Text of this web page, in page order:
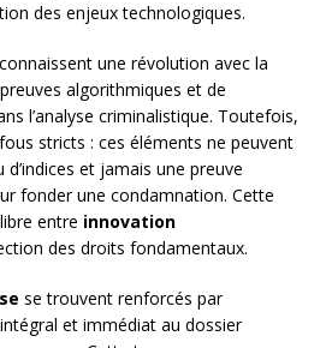
des enjeux technologiques.
connaissent une révolution avec la
algorithmiques et de
l’analyse criminalistique. Toutefois,
stricts : ces éléments ne peuvent
d’indices et jamais une preuve
fonder une condamnation. Cette
entre innovation
des droits fondamentaux.
se trouvent renforcés par
intégral et immédiat au dossier